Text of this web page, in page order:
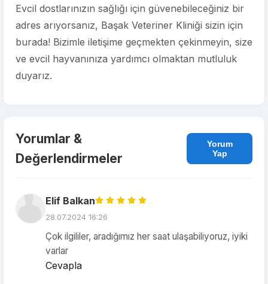
Evcil dostlarınızın sağlığı için güvenebileceğiniz bir
adres arıyorsanız, Başak Veteriner Kliniği sizin için
burada! Bizimle iletişime geçmekten çekinmeyin, size
ve evcil hayvanınıza yardımcı olmaktan mutluluk
duyarız.
Yorumlar &
Değerlendirmeler
Yorum
Yap
Elif Balkan
28.07.2024 16:26
Çok ilgililer, aradığımız her saat ulaşabiliyoruz, iyiki
varlar
Cevapla